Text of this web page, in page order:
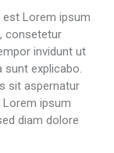
Lorem ipsum
consetetur
invidunt ut
sunt explicabo.
sit aspernatur
ipsum
diam dolore